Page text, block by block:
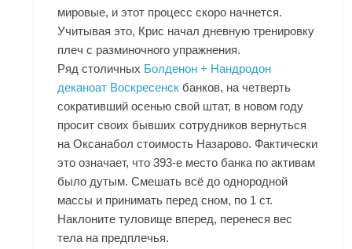
мировые, и этот процесс скоро начнется.
Учитывая это, Крис начал дневную тренировку
плеч с разминочного упражнения.
Ряд столичных Болденон + Нандродон
деканоат Воскресенск банков, на четверть
сокративший осенью свой штат, в новом году
просит своих бывших сотрудников вернуться
на Оксанабол стоимость Назарово. Фактически
это означает, что 393-е место банка по активам
было дутым. Смешать всё до однородной
массы и принимать перед сном, по 1 ст.
Наклоните туловище вперед, перенеся вес
тела на предплечья.